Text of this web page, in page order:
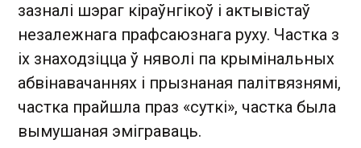
зазналі шэраг кіраўнгікоў і актывістаў
незалежнага прафсаюзнага руху. Частка з
іх знаходзіцца ў няволі па крымінальных
абвінавачаннях і прызнаная палітвязнямі,
частка прайшла праз «суткі», частка была
вымушаная эміграваць.